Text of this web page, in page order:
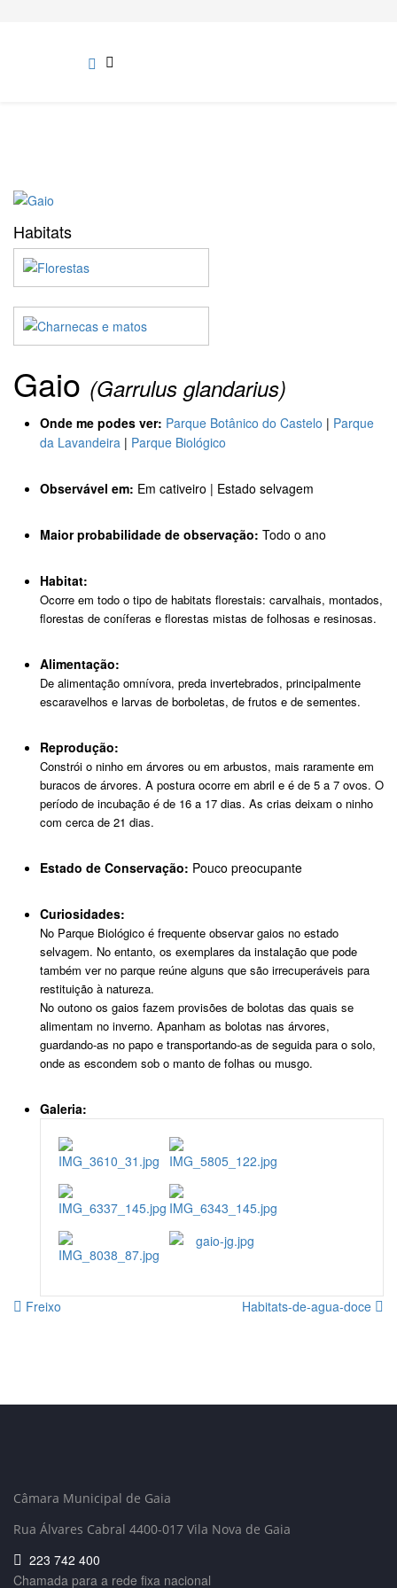
Habitats
Gaio (Garrulus glandarius)
Onde me podes ver: Parque Botânico do Castelo | Parque
da Lavandeira | Parque Biológico
Observável em: Em cativeiro | Estado selvagem
Maior probabilidade de observação: Todo o ano
Habitat:
Ocorre em todo o tipo de habitats florestais: carvalhais, montados,
florestas de coníferas e florestas mistas de folhosas e resinosas.
Alimentação:
De alimentação omnívora, preda invertebrados, principalmente
escaravelhos e larvas de borboletas, de frutos e de sementes.
Reprodução:
Constrói o ninho em árvores ou em arbustos, mais raramente em
buracos de árvores. A postura ocorre em abril e é de 5 a 7 ovos. O
período de incubação é de 16 a 17 dias. As crias deixam o ninho
com cerca de 21 dias.
Estado de Conservação: Pouco preocupante
Curiosidades:
No Parque Biológico é frequente observar gaios no estado
selvagem. No entanto, os exemplares da instalação que pode
também ver no parque reúne alguns que são irrecuperáveis para
restituição à natureza.
No outono os gaios fazem provisões de bolotas das quais se
alimentam no inverno. Apanham as bolotas nas árvores,
guardando-as no papo e transportando-as de seguida para o solo,
onde as escondem sob o manto de folhas ou musgo.
Galeria:
Freixo Habitats-de-agua-doce
Câmara Municipal de Gaia
Rua Álvares Cabral 4400-017 Vila Nova de Gaia
223 742 400
Chamada para a rede fixa nacional